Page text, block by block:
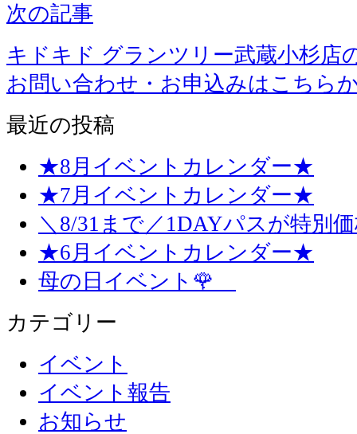
次の記事
キドキド グランツリー武蔵小杉店
お問い合わせ・お申込みはこちら
最近の投稿
★8月イベントカレンダー★
★7月イベントカレンダー★
＼8/31まで／1DAYパスが特別
★6月イベントカレンダー★
母の日イベント🌹
カテゴリー
イベント
イベント報告
お知らせ